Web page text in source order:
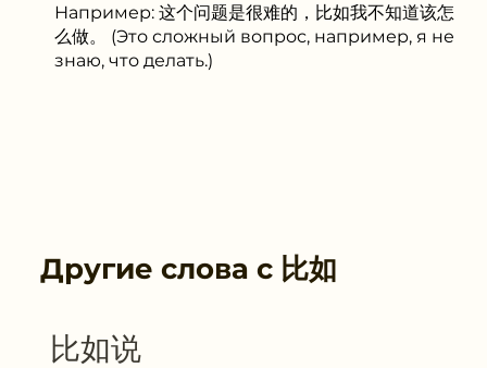
Например: 这个问题是很难的，比如我不知道该怎
么做。 (Это сложный вопрос, например, я не
знаю, что делать.)
Другие слова с 比如
比如说